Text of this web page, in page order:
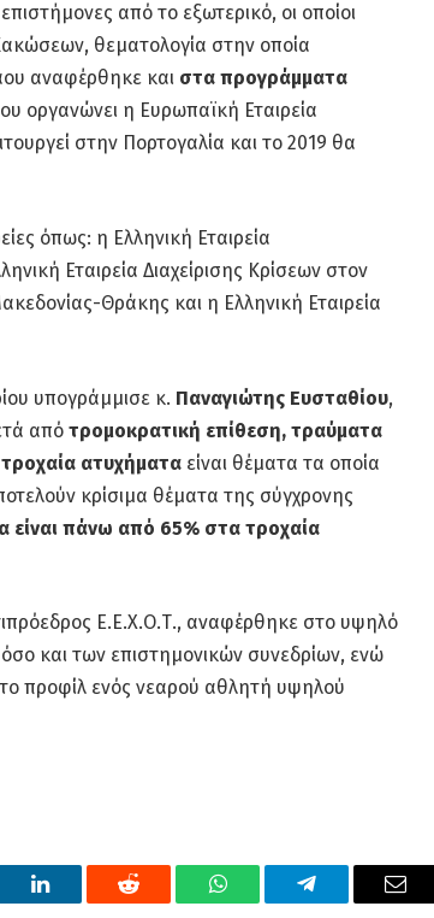
από το εξωτερικό, οι οποίοι
θεματολογία στην οποία
αναφέρθηκε και στα προγράμματα
οργανώνει η Ευρωπαϊκή Εταιρεία
στην Πορτογαλία και το 2019 θα
όπως: η Ελληνική Εταιρεία
Εταιρεία Διαχείρισης Κρίσεων στον
Θράκης και η Ελληνική Εταιρεία
υπογράμμισε κ. Παναγιώτης Ευσταθίου,
από τρομοκρατική επίθεση, τραύματα
ατυχήματαείναι θέματα τα οποία
κρίσιμα θέματα της σύγχρονης
είναι πάνω από 65% στα τροχαία
Ε.Ε.Χ.Ο.Τ., αναφέρθηκε στο υψηλό
και των επιστημονικών συνεδρίων, ενώ
προφίλ ενός νεαρού αθλητή υψηλού
LinkedIn Reddit WhatsAppTelegram